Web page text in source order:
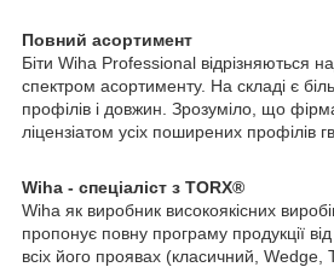
Повний асортимент
Біти Wiha Professional відрізняються
спектром асортименту. На складі є
профілів і довжин. Зрозуміло, що
ліцензіатом усіх поширених профілів
Wiha - спеціаліст з TORX®
Wiha як виробник високоякісних
пропонує повну програму продукції
всіх його проявах (класичний, Wedge,